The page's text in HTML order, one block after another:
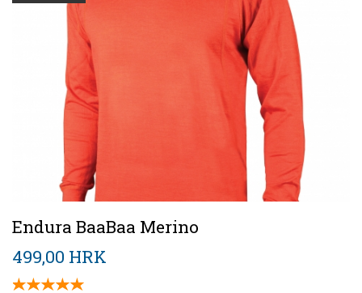
Endura BaaBaa Merino
499,00 HRK